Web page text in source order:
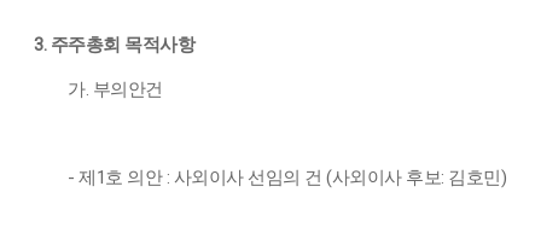
3. 주주총회 목적사항
가. 부의안건
- 제1호 의안 : 사외이사 선임의 건 (사외이사 후보: 김호민)